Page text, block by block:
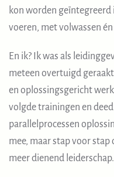
kon worden geïntegreerd
voeren, met volwassen
En ik? Ik was als
meteen overtuigd
en oplossingsgericht
volgde trainingen en
parallelprocessen
mee, maar stap voor
meer dienend leiderschap.